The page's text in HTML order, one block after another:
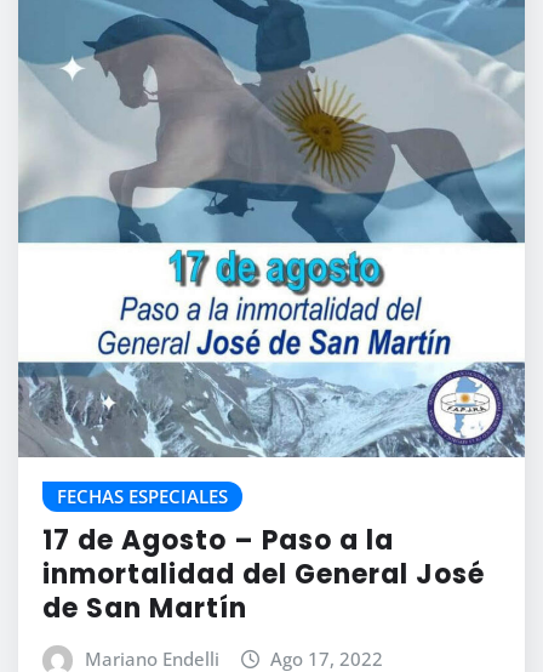
FECHAS ESPECIALES
17 de Agosto – Paso a la
inmortalidad del General José
de San Martín
Mariano Endelli Ago 17, 2022